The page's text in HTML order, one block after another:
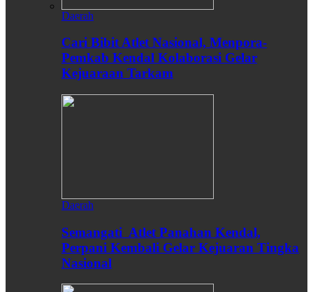
Daerah
Cari Bibit Atlet Nasional, Menpora-
Pemkab Kendal Kolaborasi Gelar
Kejuaraan Tarkam
Daerah
Semangati Atlet Panahan Kendal,
Perpani Kembali Gelar Kejuaran Tingka
Nasional